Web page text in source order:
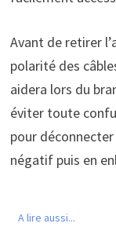
Avant de retirer
polarité des
aidera lors du
éviter toute
pour
négatif puis en
A lire aussi...